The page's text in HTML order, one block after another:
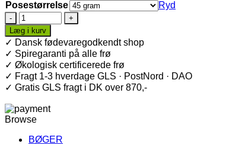
Posestørrelse
Ryd
Karse
Mikrogrønt
Frø
·
Økologiske
antal
Læg i kurv
✓ Dansk fødevaregodkendt shop
✓ Spiregaranti på alle frø
✓ Økologisk certificerede frø
✓ Fragt 1-3 hverdage GLS · PostNord · DAO
✓ Gratis GLS fragt i DK over 870,-
Browse
BØGER